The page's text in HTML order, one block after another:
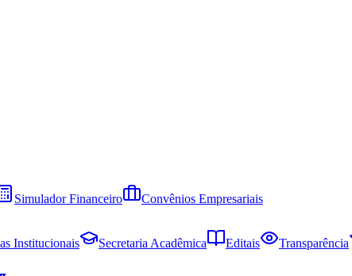
Simulador Financeiro
Convênios Empresariais
Institucionais Secretaria Acadêmica Editais
Transparência